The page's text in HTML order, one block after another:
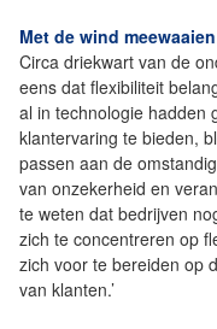
Met de wind meewaaien
Circa driekwart van de
eens dat flexibiliteit
al in technologie hadden
klantervaring te bieden,
passen aan de
van onzekerheid en
te weten dat bedrijven
zich te concentreren op
zich voor te bereiden op
van klanten.’